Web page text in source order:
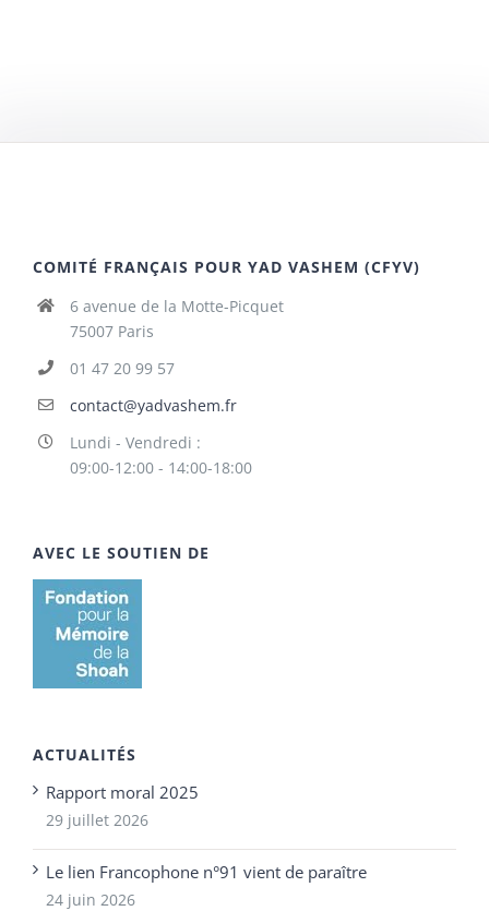
COMITÉ FRANÇAIS POUR YAD VASHEM (CFYV)
6 avenue de la Motte-Picquet
75007 Paris
01 47 20 99 57
contact@yadvashem.fr
Lundi - Vendredi :
09:00-12:00 - 14:00-18:00
AVEC LE SOUTIEN DE
ACTUALITÉS
Rapport moral 2025
29 juillet 2026
Le lien Francophone n°91 vient de paraître
24 juin 2026